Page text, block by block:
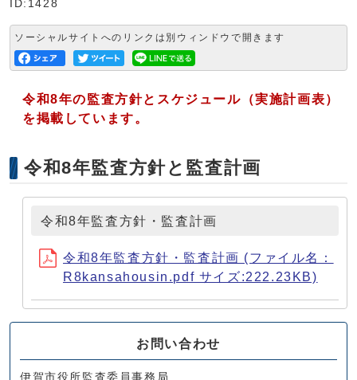
ID:1428
ソーシャルサイトへのリンクは別ウィンドウで開きます
令和8年の監査方針とスケジュール（実施計画表）
を掲載しています。
令和8年監査方針と監査計画
令和8年監査方針・監査計画
令和8年監査方針・監査計画 (ファイル名：
R8kansahousin.pdf サイズ:222.23KB)
お問い合わせ
伊賀市役所監査委員事務局